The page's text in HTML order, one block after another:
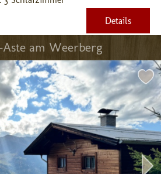
Details
am Weerberg